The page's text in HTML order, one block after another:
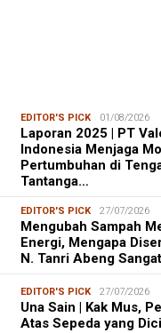
EDITOR'S PICK 01/08/2026
Laporan 2025 | PT
Indonesia Menjaga
Pertumbuhan di
Tantanga…
EDITOR'S PICK 27/07/2026
Mengubah Sampah
Energi, Mengapa
N. Tanri Abeng
EDITOR'S PICK 27/07/2026
Una Sain | Kak Mus,
Atas Sepeda yang